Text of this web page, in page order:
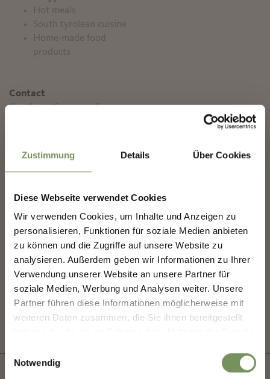
Zustimmung Details Über Cookies
Diese Webseite verwendet Cookies
Wir verwenden Cookies, um Inhalte und Anzeigen zu
personalisieren, Funktionen für soziale Medien anbieten
zu können und die Zugriffe auf unsere Website zu
analysieren. Außerdem geben wir Informationen zu Ihrer
Verwendung unserer Website an unsere Partner für
soziale Medien, Werbung und Analysen weiter. Unsere
Partner führen diese Informationen möglicherweise mit
weiteren Daten zusammen, die Sie ihnen bereitgestellt
Notwendig
Hot meals
South tyrolean cuisine
Home-made food
products
Contact
Gasthaus Senn am Egg
T+39 0473 442256
DID YOU FIND THIS CONTENT HELPFUL?
✖
NEWSLETTER-MARLENGO
Sign up now & stay up to date!
We keep you up to date on all current events and
highlights.